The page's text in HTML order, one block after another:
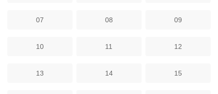
07 08 09
10 11 12
13 14 15